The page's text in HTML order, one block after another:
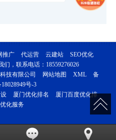
推广 代运营 云建站
SEO优化
们，联系电话： 18559276026
技有限公司 网站地图 XML
备
号-3
厦门优化排名
厦门百度优化排
化服务